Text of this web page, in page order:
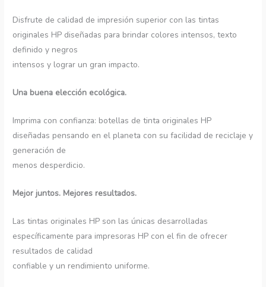
Disfrute de calidad de impresión superior con las tintas
originales HP diseñadas para brindar colores intensos, texto
definido y negros
intensos y lograr un gran impacto.
Una buena elección ecológica.
Imprima con confianza: botellas de tinta originales HP
diseñadas pensando en el planeta con su facilidad de reciclaje y
generación de
menos desperdicio.
Mejor juntos. Mejores resultados.
Las tintas originales HP son las únicas desarrolladas
específicamente para impresoras HP con el fin de ofrecer
resultados de calidad
confiable y un rendimiento uniforme.